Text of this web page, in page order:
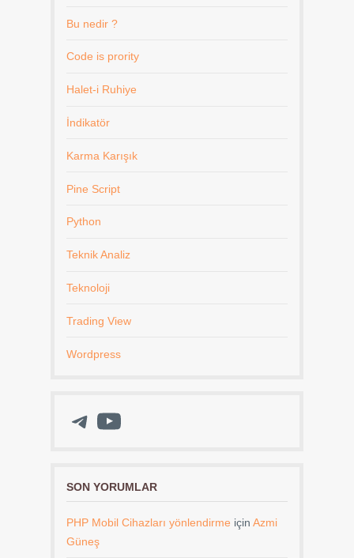
Bu nedir ?
Code is prority
Halet-i Ruhiye
İndikatör
Karma Karışık
Pine Script
Python
Teknik Analiz
Teknoloji
Trading View
Wordpress
Telegram
YouTube
SON YORUMLAR
PHP Mobil Cihazları yönlendirme için Azmi
Güneş